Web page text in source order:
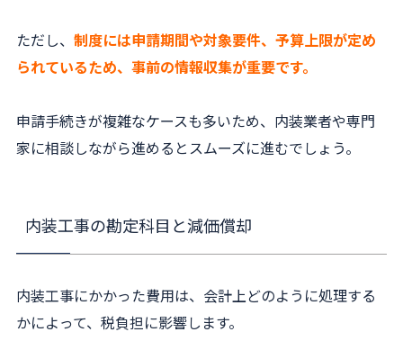
ただし、 制度には申請期間や対象要件、予算上限が定め
られているため、事前の情報収集が重要です。
申請手続きが複雑なケースも多いため、内装業者や専門
家に相談しながら進めるとスムーズに進むでしょう。
内装工事の勘定科目と減価償却
内装工事にかかった費用は、会計上どのように処理する
かによって、税負担に影響します。